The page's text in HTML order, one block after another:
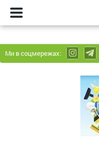
Ми в соцмережах: